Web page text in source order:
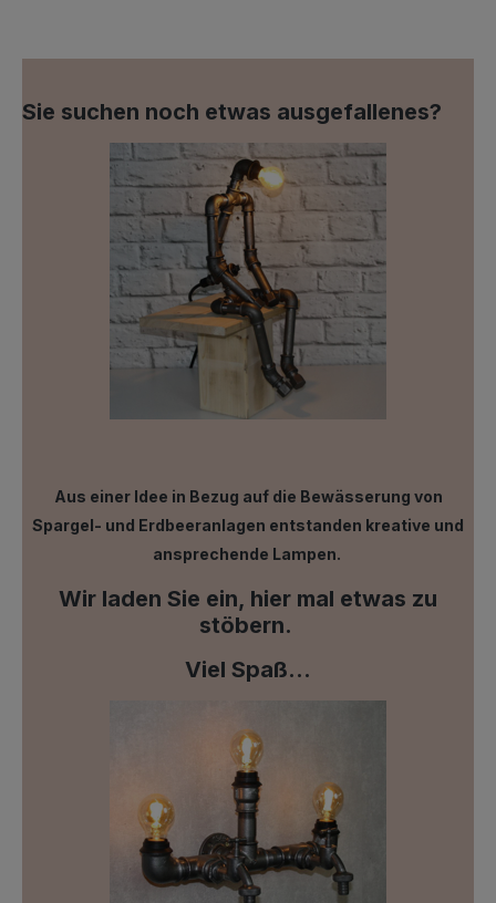
Sie suchen noch etwas ausgefallenes?
Aus einer Idee in Bezug auf die Bewässerung von
Spargel- und Erdbeeranlagen entstanden kreative und
ansprechende Lampen.
Wir laden Sie ein, hier mal etwas zu
stöbern.
Viel Spaß...